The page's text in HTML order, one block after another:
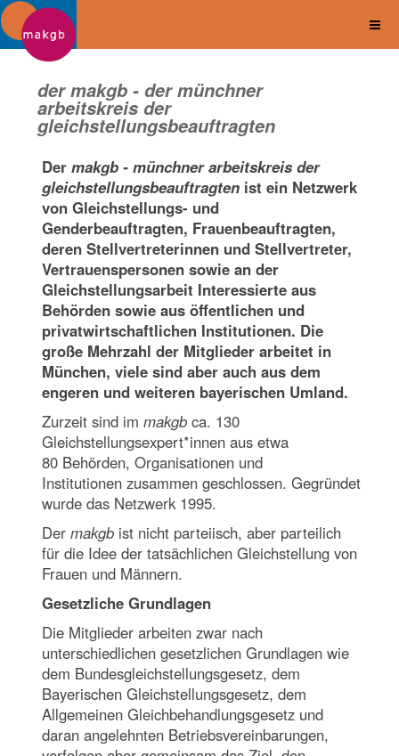
der makgb - der münchner
arbeitskreis der
gleichstellungsbeauftragten
Dermakgb - münchner arbeitskreis der
gleichstellungsbeauftragten ist ein Netzwerk
von Gleichstellungs- und
Genderbeauftragten, Frauenbeauftragten,
deren Stellvertreterinnen und Stellvertreter,
Vertrauenspersonen sowie an der
Gleichstellungsarbeit Interessierte aus
Behörden sowie aus öffentlichen und
privatwirtschaftlichen Institutionen. Die
große Mehrzahl der Mitglieder arbeitet in
München, viele sind aber auch aus dem
engeren und weiteren bayerischen Umland.
Zurzeit sind immakgb ca. 130
Gleichstellungsexpert*innen aus etwa
80 Behörden, Organisationen und
Institutionen zusammen geschlossen. Gegründet
wurde das Netzwerk 1995.
Dermakgb ist nicht parteiisch, aber parteilich
für die Idee der tatsächlichen Gleichstellung von
Frauen und Männern.
Gesetzliche Grundlagen
Die Mitglieder arbeiten zwar nach
unterschiedlichen gesetzlichen Grundlagen wie
dem Bundesgleichstellungsgesetz, dem
Bayerischen Gleichstellungsgesetz, dem
Allgemeinen Gleichbehandlungsgesetz und
daran angelehnten Betriebsvereinbarungen,